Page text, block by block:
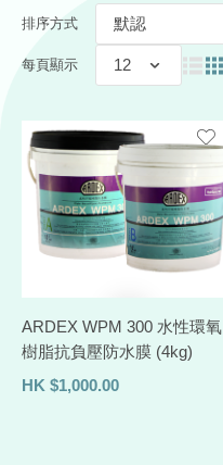
排序方式
每頁顯示
ARDEX WPM 300 水性環氧
樹脂抗負壓防水膜 (4kg)
HK $1,000.00